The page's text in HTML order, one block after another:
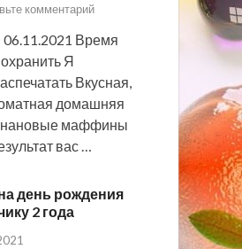
комментарий
06.11.2021 Время
Я
Вкусная,
домашняя
маффины
вас …
день рождения
2 года